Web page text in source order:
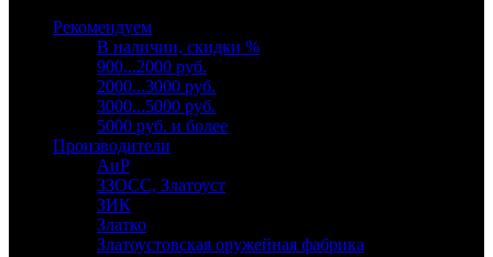
Рекомендуем
В наличии, скидки %
900...2000 руб.
2000...3000 руб.
3000...5000 руб.
5000 руб. и более
Производители
АиР
ЗЗОСС, Златоуст
ЗИК
Златко
Златоустовская оружейная фабрика